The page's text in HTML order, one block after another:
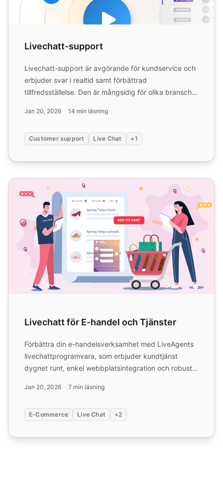
Livechatt-support
Livechatt-support är avgörande för kundservice och
erbjuder svar i realtid samt förbättrad
tillfredsställelse. Den är mångsidig för olika branscher
Jan 20, 2026 14 min läsning
Customer support Live Chat +1
Livechatt för E-handel och Tjänster
Livechatt för E-handel och Tjänster
Förbättra din e-handelsverksamhet med LiveAgents
livechattprogramvara, som erbjuder kundtjänst
dygnet runt, enkel webbplatsintegration och robusta
Jan 20, 2026 7 min läsning
E-Commerce Live Chat +2